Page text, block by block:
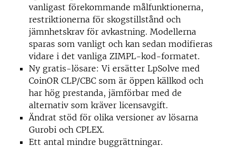
vanligast förekommande målfunktionerna,
restriktionerna för skogstillstånd och
jämnhetskrav för avkastning. Modellerna
sparas som vanligt och kan sedan modifieras
vidare i det vanliga ZIMPL-kod-formatet.
Ny gratis-lösare: Vi ersätter LpSolve med
CoinOR CLP/CBC som är öppen källkod och
har hög prestanda, jämförbar med de
alternativ som kräver licensavgift.
Ändrat stöd för olika versioner av lösarna
Gurobi och CPLEX.
Ett antal mindre buggrättningar.